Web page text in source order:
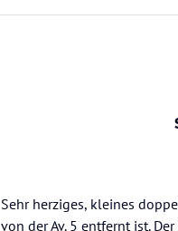
Sehr herziges, kleines
von der Av. 5 entfernt ist.